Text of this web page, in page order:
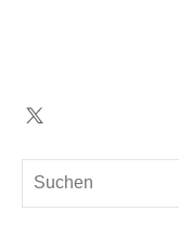
Suchen
Twitter